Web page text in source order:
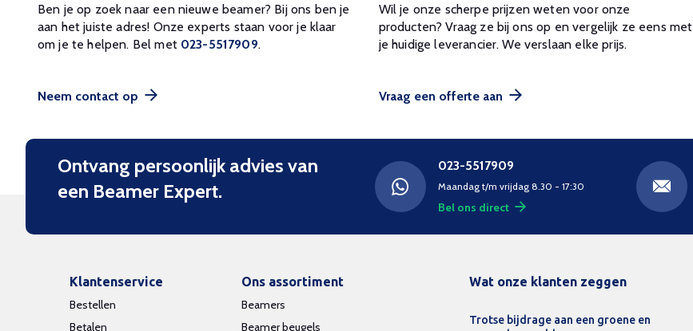
Ben je op zoek naar een nieuwe beamer? Bij ons ben je
aan het juiste adres! Onze experts staan voor je klaar
om je te helpen. Bel met 023-5517909.
Neem contact op
Wil je onze scherpe prijzen weten voor onze
producten? Vraag ze bij ons op en vergelijk ze eens met
je huidige leverancier. We verslaan elke prijs.
Vraag een offerte aan
Ontvang persoonlijk advies van
een Beamer Expert.
023-5517909
Maandag t/m vrijdag 8.30 - 17:30
Bel ons direct
Klantenservice
Bestellen
Betalen
Ons assortiment
Beamers
Beamer beugels
Wat onze klanten zeggen
Trotse bijdrage aan een groene en